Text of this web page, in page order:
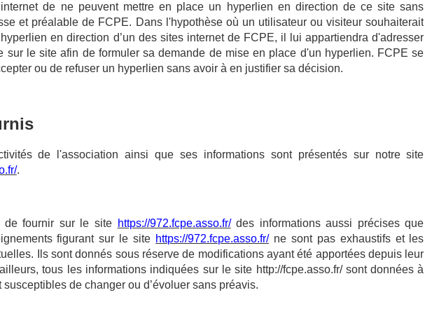
de ne peuvent mettre en place un hyperlien en direction de ce site sans
et préalable de FCPE. Dans l'hypothèse où un utilisateur ou visiteur souhaiterait
en direction d’un des sites internet de FCPE, il lui appartiendra d'adresser
sur le site afin de formuler sa demande de mise en place d'un hyperlien. FCPE se
ou de refuser un hyperlien sans avoir à en justifier sa décision.
de l'association ainsi que ses informations sont présentés sur notre site
.
de fournir sur le site https://972.fcpe.asso.fr/des informations aussi précises que
figurant sur le site https://972.fcpe.asso.fr/ne sont pas exhaustifs et les
Ils sont donnés sous réserve de modifications ayant été apportées depuis leur
tous les informations indiquées sur le site http://fcpe.asso.fr/ sont données à
susceptibles de changer ou d’évoluer sans préavis.